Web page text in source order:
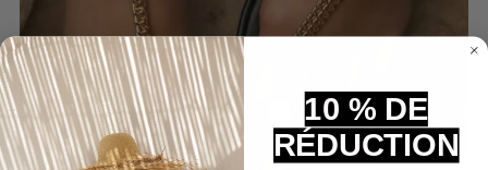
10 % DE
RÉDUCTION